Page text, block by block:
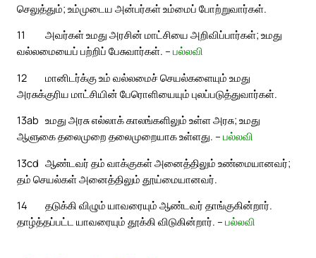
செலுத்தும்; உம்முடைய அன்பர்கள் உம்மைப் போற்றுவார்கள்.
11
அவர்கள் உமது அரசின் மாட்சியை அறிவிப்பார்கள்; உமது
வல்லமையைப் பற்றிப் பேசுவார்கள். – பல்லவி
12
மானிடர்க்கு உம் வல்லமைச் செயல்களையும் உமது
அரசுக்குரிய மாட்சியின் பேரொளியையும் புலப்படுத்துவார்கள்.
13ab உமது அரசு எல்லாக் காலங்களிலும் உள்ள அரசு; உமது
ஆளுகை தலைமுறை தலைமுறையாக உள்ளது. – பல்லவி
13cd ஆண்டவர் தம் வாக்குகள் அனைத்திலும் உண்மையானவர்;
தம் செயல்கள் அனைத்திலும் தூய்மையானவர்.
14
தடுக்கி விழும் யாவரையும் ஆண்டவர் தாங்குகின்றார்.
தாழ்த்தப்பட்ட யாவரையும் தூக்கி விடுகின்றார். – பல்லவி